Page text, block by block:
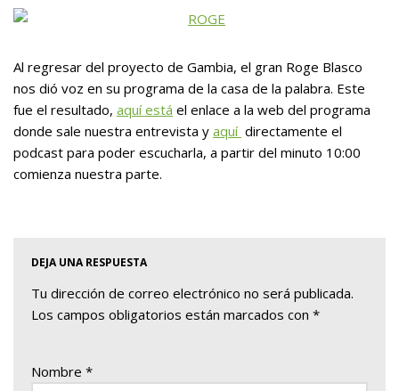
Al regresar del proyecto de Gambia, el gran Roge Blasco
nos dió voz en su programa de la casa de la palabra. Este
fue el resultado, aquí está el enlace a la web del programa
donde sale nuestra entrevista y aquí directamente el
podcast para poder escucharla, a partir del minuto 10:00
comienza nuestra parte.
DEJA UNA RESPUESTA
Tu dirección de correo electrónico no será publicada.
Los campos obligatorios están marcados con *
Nombre *